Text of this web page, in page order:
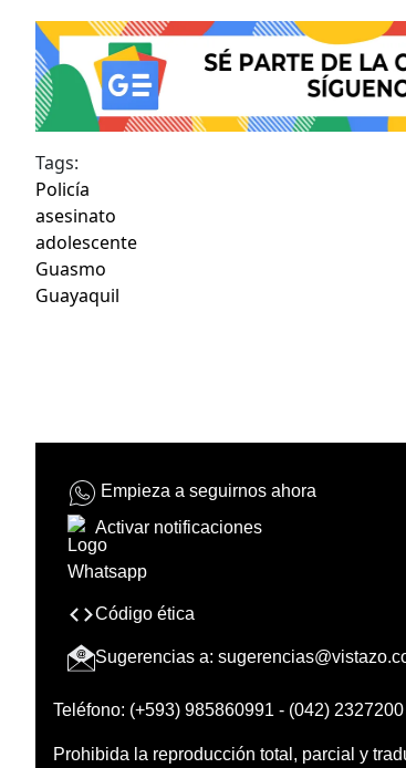
Tags:
Policía
asesinato
adolescente
Guasmo
Guayaquil
Empieza a seguirnos ahora
Activar notificaciones
Código ética
Sugerencias a:
Teléfono: (+593) 985860991 - (042)
Prohibida la reproducción total, parcial y